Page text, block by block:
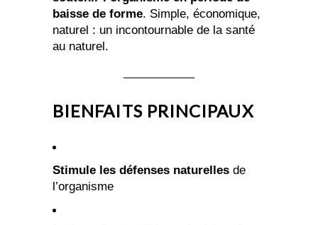
baisse de forme. Simple, économique,
naturel : un incontournable de la santé
au naturel.
BIENFAITS PRINCIPAUX
Stimule les défenses naturelles de
l’organisme